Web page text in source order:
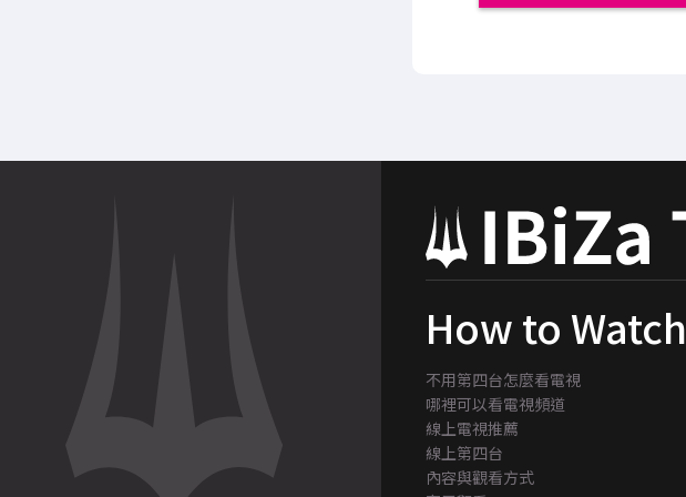
How to Watch
不用第四台怎麼看電視
哪裡可以看電視頻道
線上電視推薦
線上第四台
內容與觀看方式